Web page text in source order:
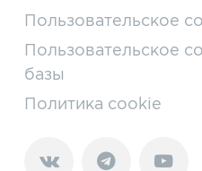
Пользовательское
Пользовательское
базы
Политика cookie